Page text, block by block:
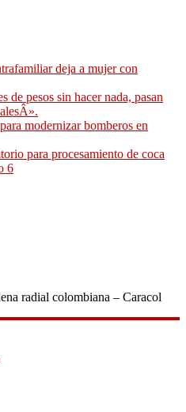
deja a mujer con
pesos sin hacer nada, pasan
modernizar bomberos en
para procesamiento de coca
6
radial colombiana – Caracol